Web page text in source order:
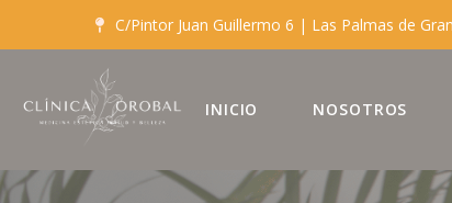
C/Pintor Juan Guillermo 6 | Las Palmas de
INICIO NOSOTROS